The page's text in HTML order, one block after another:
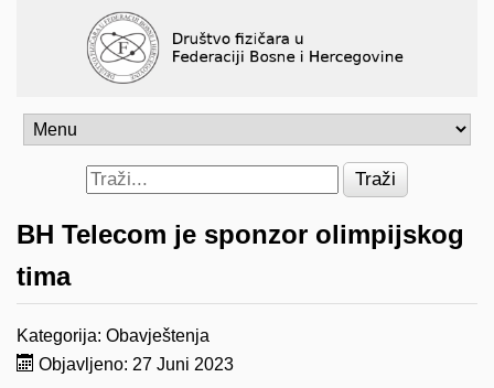
Traži
BH Telecom je sponzor olimpijskog
tima
Kategorija: Obavještenja
Objavljeno: 27 Juni 2023